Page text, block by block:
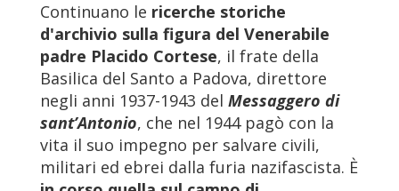
Continuano le ricerche storiche
d'archivio sulla figura del Venerabile
padre Placido Cortese, il frate della
Basilica del Santo a Padova, direttore
negli anni 1937-1943 del Messaggero di
sant’Antonio, che nel 1944 pagò con la
vita il suo impegno per salvare civili,
militari ed ebrei dalla furia nazifascista. È